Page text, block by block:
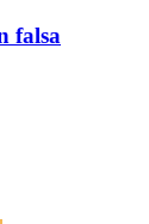
falsa